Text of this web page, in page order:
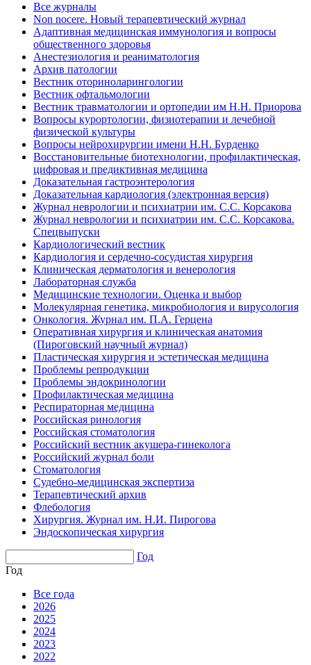
Все журналы
Non nocere. Новый терапевтический журнал
Адаптивная медицинская иммунология и вопросы
общественного здоровья
Анестезиология и реаниматология
Архив патологии
Вестник оториноларингологии
Вестник офтальмологии
Вестник травматологии и ортопедии им Н.Н. Приорова
Вопросы курортологии, физиотерапии и лечебной
физической культуры
Вопросы нейрохирургии имени Н.Н. Бурденко
Восстановительные биотехнологии, профилактическая,
цифровая и предиктивная медицина
Доказательная гастроэнтерология
Доказательная кардиология (электронная версия)
Журнал неврологии и психиатрии им. С.С. Корсакова
Журнал неврологии и психиатрии им. С.С. Корсакова.
Спецвыпуски
Кардиологический вестник
Кардиология и сердечно-сосудистая хирургия
Клиническая дерматология и венерология
Лабораторная служба
Медицинские технологии. Оценка и выбор
Молекулярная генетика, микробиология и вирусология
Онкология. Журнал им. П.А. Герцена
Оперативная хирургия и клиническая анатомия
(Пироговский научный журнал)
Пластическая хирургия и эстетическая медицина
Проблемы репродукции
Проблемы эндокринологии
Профилактическая медицина
Респираторная медицина
Российская ринология
Российская стоматология
Российский вестник акушера-гинеколога
Российский журнал боли
Стоматология
Судебно-медицинская экспертиза
Терапевтический архив
Флебология
Хирургия. Журнал им. Н.И. Пирогова
Эндоскопическая хирургия
Год
Год
Все года
2026
2025
2024
2023
2022